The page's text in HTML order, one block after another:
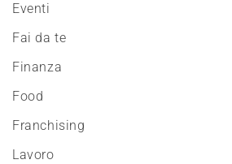
Eventi
Fai da te
Finanza
Food
Franchising
Lavoro